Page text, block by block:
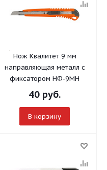
Нож Квалитет 9 мм
направляющая металл с
фиксатором НФ-9МН
40 руб.
В корзину